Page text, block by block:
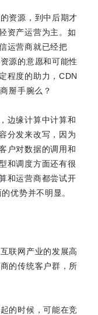
资源，到中后期才
资产运营为主。如
运营商就已经把
源的意愿和可能性
程度的助力，CDN
掰手腕么？
边缘计算中计算和
分发来改写，因为
户对数据的调用和
和调度方面还有很
和运营商都尝试开
优势并不明显。
联网产业的发展高
的传统客户群，所
的时候，可能在竞